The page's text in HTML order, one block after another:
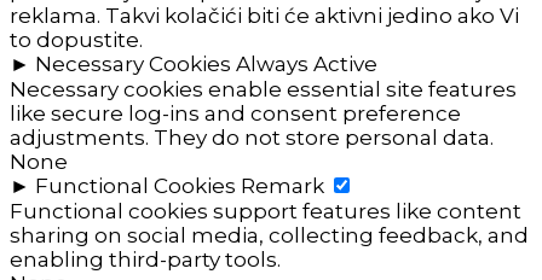
reklama. Takvi kolačići biti će aktivni jedino ako Vi
to dopustite.
► Necessary Cookies Always Active
Necessary cookies enable essential site features
like secure log-ins and consent preference
adjustments. They do not store personal data.
None
► Functional Cookies Remark
Functional cookies support features like content
sharing on social media, collecting feedback, and
enabling third-party tools.